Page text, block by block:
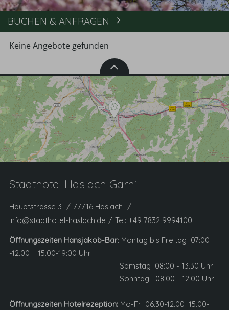
BUCHEN & ANFRAGEN Buchen
Keine Angebote gefunden
Stadthotel Haslach Garni
Hauptstrasse 3
77716 Haslach
info@stadthotel-haslach.de
Tel: +49 7832 9994100
Öffnungszeiten Hansjakob-Bar: Montag bis Freitag 07:00
-12.00 15.00-19:00 Uhr
Samstag 08:00 - 13.30 Uhr
Sonntag 08.00- 12.00 Uhr
Öffnungszeiten Hotelrezeption: Mo-Fr 06.30-12.00 15.00-